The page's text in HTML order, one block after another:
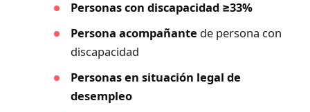
Personas con discapacidad ≥33%
Persona acompañante de persona con
discapacidad
Personas en situación legal de
desempleo